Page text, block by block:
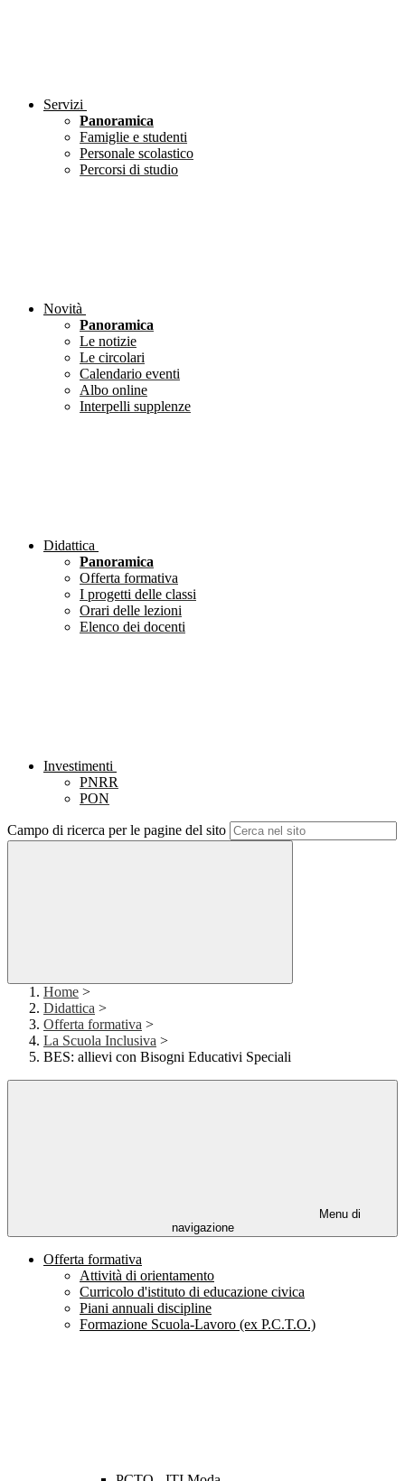
Servizi
Panoramica
Famiglie e studenti
Personale scolastico
Percorsi di studio
Novità
Panoramica
Le notizie
Le circolari
Calendario eventi
Albo online
Interpelli supplenze
Didattica
Panoramica
Offerta formativa
I progetti delle classi
Orari delle lezioni
Elenco dei docenti
Investimenti
PNRR
PON
Campo di ricerca per le pagine del sito
Home >
Didattica >
Offerta formativa >
La Scuola Inclusiva >
BES: allievi con Bisogni Educativi Speciali
Menu di
navigazione
Offerta formativa
Attività di orientamento
Curricolo d'istituto di educazione civica
Piani annuali discipline
Formazione Scuola-Lavoro (ex P.C.T.O.)